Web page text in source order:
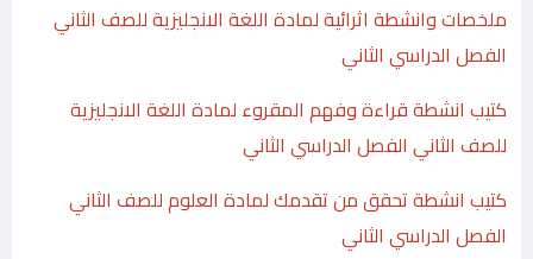
ملخصات وانشطة اثرائية لمادة اللغة الانجليزية للصف الثاني
الفصل الدراسي الثاني
كتيب انشطة قراءة وفهم المقروء لمادة اللغة الانجليزية
للصف الثاني الفصل الدراسي الثاني
كتيب انشطة تحقق من تقدمك لمادة العلوم للصف الثاني
الفصل الدراسي الثاني